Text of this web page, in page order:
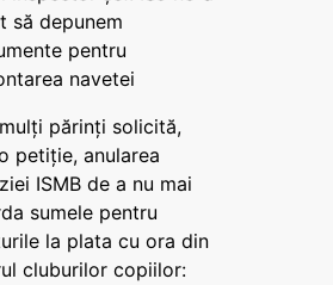
să depunem
pentru
navetei
părinți solicită,
petiție, anularea
ISMB de a nu mai
sumele pentru
la plata cu ora din
cluburilor copiilor: